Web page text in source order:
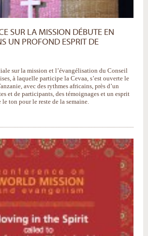
SUR LA MISSION DÉBUTE EN
UN PROFOND ESPRIT DE
sur la mission et l’évangélisation du Conseil
à laquelle participe la Cevaa, s’est ouverte le
avec des rythmes africains, près d’un
et de participants, des témoignages et un esprit
ton pour le reste de la semaine.